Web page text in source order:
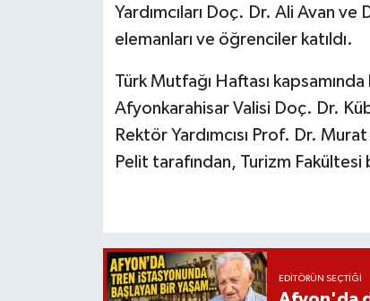
Yardımcıları Doç. Dr. Ali Avan
elemanları ve öğrenciler katıldı.
Türk Mutfağı Haftası
Afyonkarahisar Valisi Doç. Dr.
Rektör Yardımcısı Prof. Dr.
Pelit tarafından, Turizm
EDITÖRÜN SEÇTIĞI